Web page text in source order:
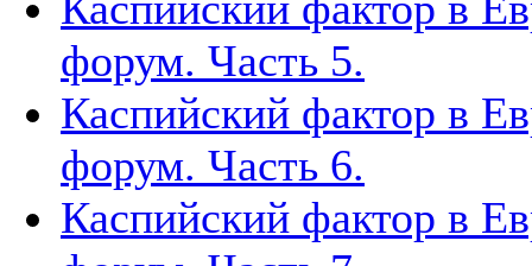
форум. Часть 5.
Каспийский фактор в
форум. Часть 6.
Каспийский фактор в